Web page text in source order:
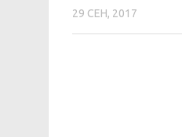
29 СЕН, 2017